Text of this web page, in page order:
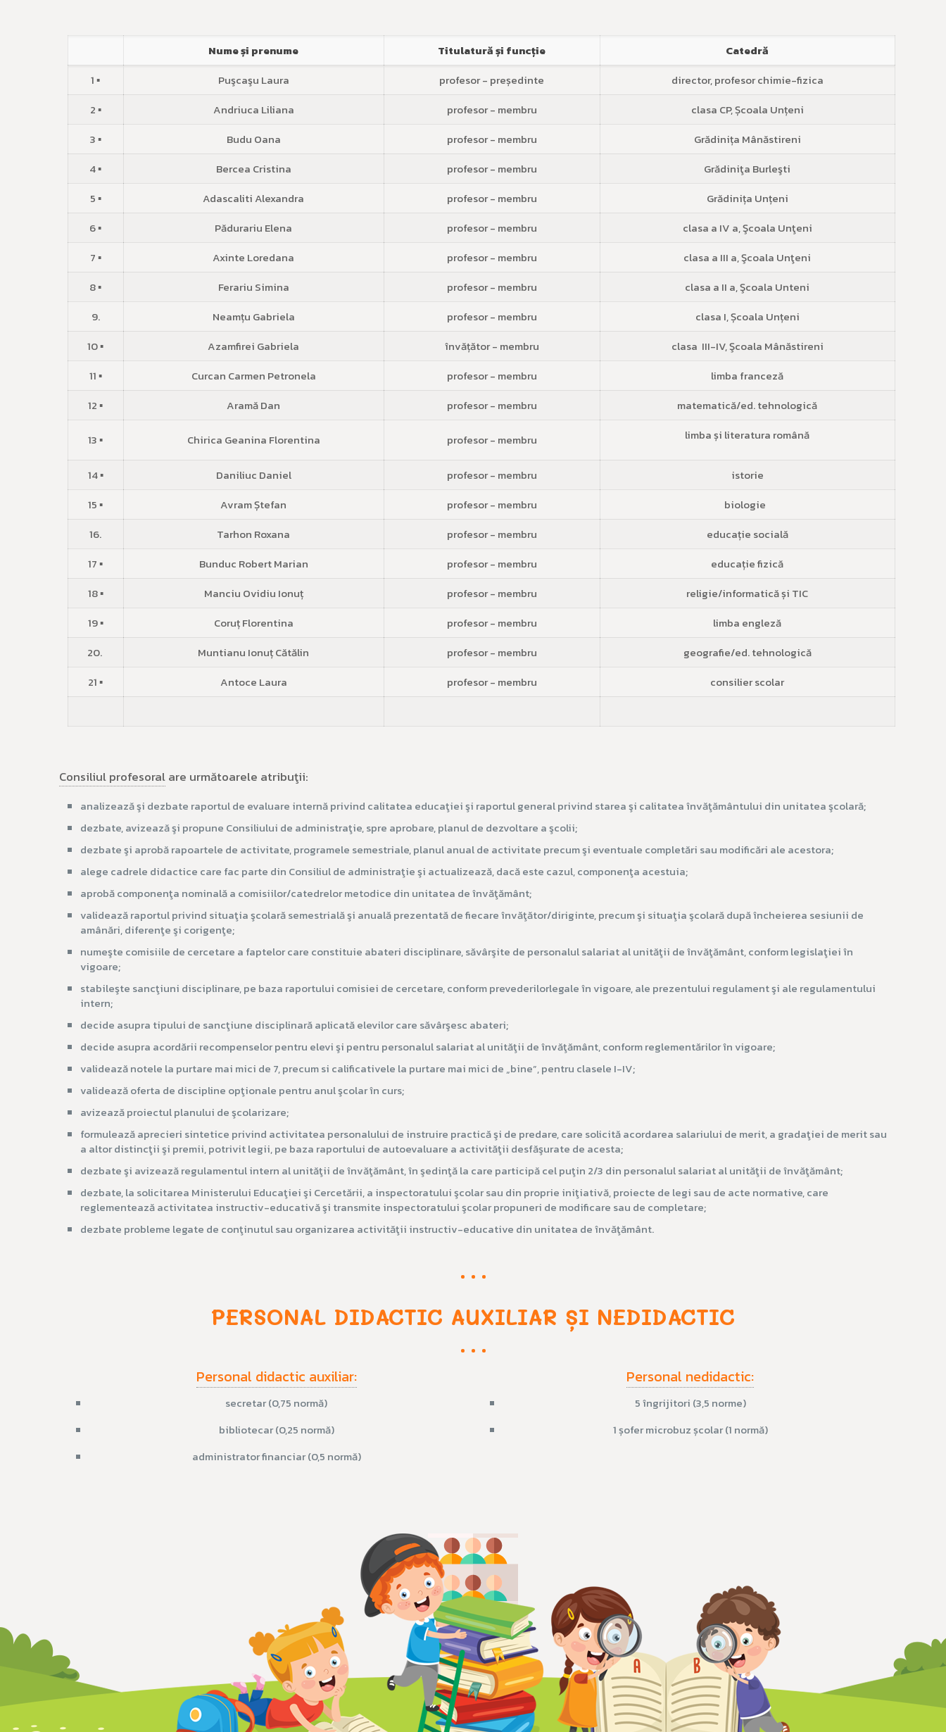
Nume și prenume Titulatură și funcție
Catedră
1 ▪
Puşcaşu Laura profesor - președinte
director, profesor chimie-fizica
2 ▪
Andriuca Liliana profesor - membru
clasa CP, Școala Unțeni
3 ▪
Budu Oana profesor - membru
Grădinița Mânăstireni
4 ▪
Bercea Cristina profesor - membru
Grădiniţa Burleşti
5 ▪
Adascaliti Alexandra profesor - membru
Grădinița Unțeni
6 ▪
Pădurariu Elena profesor - membru
clasa a IV a, Şcoala Unţeni
7 ▪
Axinte Loredana profesor - membru
clasa a III a, Şcoala Unţeni
8 ▪
Ferariu Simina profesor - membru
clasa a II a, Şcoala Unteni
9.
Neamțu Gabriela profesor - membru
clasa I, Școala Unțeni
10 ▪
Azamfirei Gabriela învățător - membru
clasa III-IV, Şcoala Mânăstireni
11 ▪
Curcan Carmen Petronela profesor - membru
limba franceză
12 ▪
Aramă Dan profesor - membru matematică/ed. tehnologică
13 ▪ Chirica Geanina Florentina profesor - membru limba și literatura română
14 ▪ Daniliuc Daniel profesor - membru
istorie
15 ▪
Avram Ștefan profesor - membru
biologie
16.
Tarhon Roxana profesor - membru
educație socială
17 ▪
Bunduc Robert Marian profesor - membru
educație fizică
18 ▪
Manciu Ovidiu Ionuț profesor - membru
religie/informatică și TIC
19 ▪
Coruț Florentina profesor - membru
limba engleză
20.
Muntianu Ionuț Cătălin profesor - membru
geografie/ed. tehnologică
21 ▪
Antoce Laura profesor - membru consilier scolar
Consiliul profesoralare următoarele atribuţii:
analizează şi dezbate raportul de evaluare internă privind calitatea educaţiei şi raportul general privind starea şi calitatea învăţământului din unitatea şcolară;
dezbate, avizează şi propune Consiliului de administraţie, spre aprobare, planul de dezvoltare a şcolii;
dezbate şi aprobă rapoartele de activitate, programele semestriale, planul anual de activitate precum şi eventuale completări sau modificări ale acestora;
alege cadrele didactice care fac parte din Consiliul de administraţie şi actualizează, dacă este cazul, componenţa acestuia;
aprobă componenţa nominală a comisiilor/catedrelor metodice din unitatea de învăţământ;
validează raportul privind situaţia şcolară semestrială şi anuală prezentată de fiecare învăţător/diriginte, precum şi situaţia şcolară după încheierea sesiunii de
amânări, diferenţe şi corigenţe;
numeşte comisiile de cercetare a faptelor care constituie abateri disciplinare, săvârşite de personalul salariat al unităţii de învăţământ, conform legislaţiei în
vigoare;
stabileşte sancţiuni disciplinare, pe baza raportului comisiei de cercetare, conform prevederilorlegale în vigoare, ale prezentului regulament şi ale regulamentului
intern;
decide asupra tipului de sancţiune disciplinară aplicată elevilor care săvârşesc abateri;
decide asupra acordării recompenselor pentru elevi şi pentru personalul salariat al unităţii de învăţământ, conform reglementărilor în vigoare;
validează notele la purtare mai mici de 7, precum si calificativele la purtare mai mici de „bine”, pentru clasele I-IV;
validează oferta de discipline opţionale pentru anul şcolar în curs;
avizează proiectul planului de şcolarizare;
formulează aprecieri sintetice privind activitatea personalului de instruire practică şi de predare, care solicită acordarea salariului de merit, a gradaţiei de merit sau
a altor distincţii şi premii, potrivit legii, pe baza raportului de autoevaluare a activităţii desfăşurate de acesta;
dezbate şi avizează regulamentul intern al unităţii de învăţământ, în şedinţă la care participă cel puţin 2/3 din personalul salariat al unităţii de învăţământ;
dezbate, la solicitarea Ministerului Educaţiei şi Cercetării, a inspectoratului şcolar sau din proprie iniţiativă, proiecte de legi sau de acte normative, care
reglementează activitatea instructiv-educativă şi transmite inspectoratului şcolar propuneri de modificare sau de completare;
dezbate probleme legate de conţinutul sau organizarea activităţii instructiv-educative din unitatea de învăţământ.
PERSONAL DIDACTIC AUXILIAR ȘI NEDIDACTIC
Personal didactic auxiliar:
secretar (0,75 normă)
bibliotecar (0,25 normă)
administrator financiar (0,5 normă)
Personal nedidactic:
5 îngrijitori (3,5 norme)
1 șofer microbuz școlar (1 normă)